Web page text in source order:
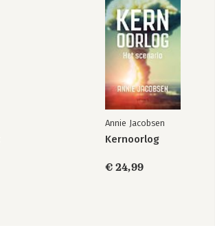
Annie Jacobsen
Kernoorlog
€ 24,99